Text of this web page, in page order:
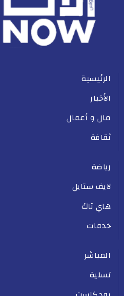
الرئيسية
الأخبار
مال و أعمال
ثقافة
رياضة
لايف ستايل
هاي تاك
خدمات
المباشر
تسلية